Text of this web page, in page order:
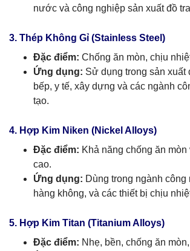
nước và công nghiệp sản xuất đồ
3. Thép Không Gỉ (Stainless Steel)
Đặc điểm: Chống ăn mòn, chịu
Ứng dụng: Sử dụng trong sản xuất
bếp, y tế, xây dựng và các ngành
tạo.
4. Hợp Kim Niken (Nickel Alloys)
Đặc điểm: Khả năng chống ăn
cao.
Ứng dụng: Dùng trong ngành công
hàng không, và các thiết bị chịu
5. Hợp Kim Titan (Titanium Alloys)
Đặc điểm: Nhẹ, bền, chống ăn